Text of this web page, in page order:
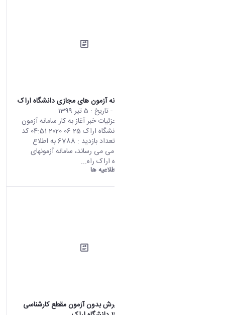
آغاز به کار سامانه آزمون های مجازی دانشگاه اراک
- تاریخ : 5 تیر 1399
صفحه اصلی جزئیات خبر آغاز به کار سامانه آزمون
های مجازی دانشگاه اراک 25 06 2020 04:51 کد
خبر : 701508 تعداد بازدید : 6788 به اطلاع
دانشجویان گرامی می رساند، سامانه آزمونهای
مجازی دانشگاه اراک راه...
اطلاعیه ها
نتایج اولیه پذیرش بدون آزمون مقطع کارشناسی